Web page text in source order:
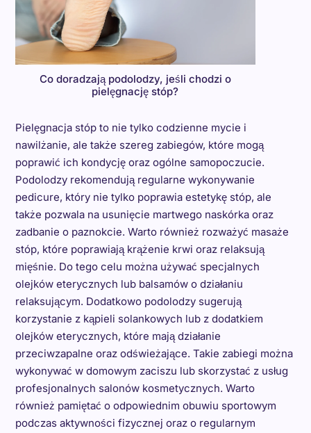
Co doradzają podolodzy, jeśli chodzi o
pielęgnację stóp?
Pielęgnacja stóp to nie tylko codzienne mycie i
nawilżanie, ale także szereg zabiegów, które mogą
poprawić ich kondycję oraz ogólne samopoczucie.
Podolodzy rekomendują regularne wykonywanie
pedicure, który nie tylko poprawia estetykę stóp, ale
także pozwala na usunięcie martwego naskórka oraz
zadbanie o paznokcie. Warto również rozważyć masaże
stóp, które poprawiają krążenie krwi oraz relaksują
mięśnie. Do tego celu można używać specjalnych
olejków eterycznych lub balsamów o działaniu
relaksującym. Dodatkowo podolodzy sugerują
korzystanie z kąpieli solankowych lub z dodatkiem
olejków eterycznych, które mają działanie
przeciwzapalne oraz odświeżające. Takie zabiegi można
wykonywać w domowym zaciszu lub skorzystać z usług
profesjonalnych salonów kosmetycznych. Warto
również pamiętać o odpowiednim obuwiu sportowym
podczas aktywności fizycznej oraz o regularnym